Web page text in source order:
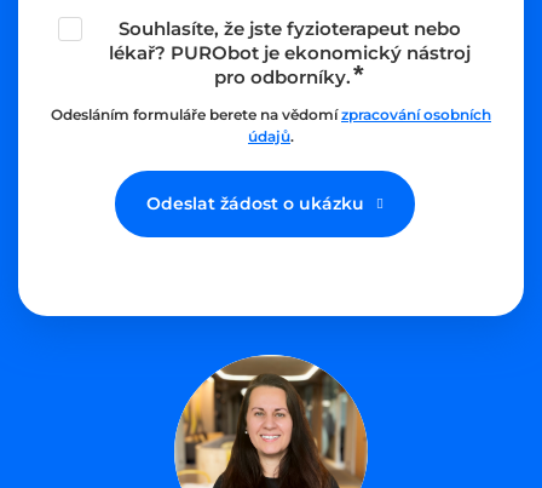
Souhlasíte, že jste fyzioterapeut nebo
lékař? PURObot je ekonomický nástroj
pro odborníky.
Odesláním formuláře berete na vědomízpracování osobních
údajů.
Odeslat žádost o ukázku